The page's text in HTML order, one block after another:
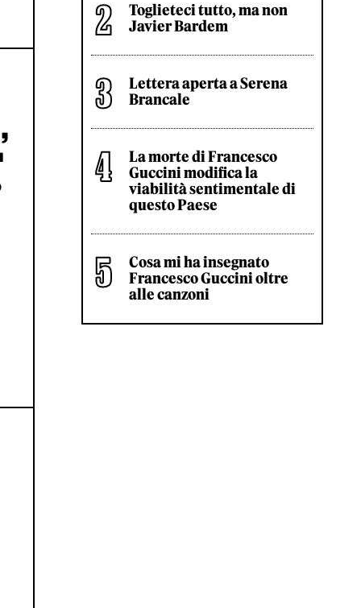
Toglieteci tutto, ma non
Javier Bardem
Lettera aperta a Serena
Brancale
La morte di Francesco
Guccini modifica la
viabilità sentimentale di
questo Paese
Cosa mi ha insegnato
Francesco Guccini oltre
alle canzoni